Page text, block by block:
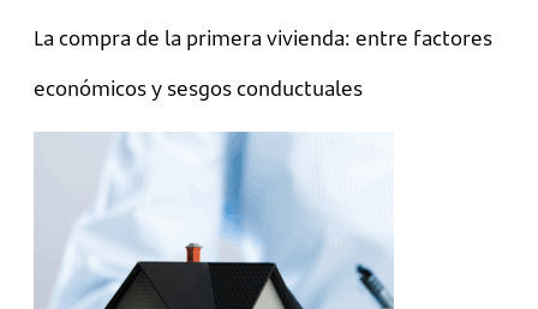
La compra de la primera vivienda: entre factores
económicos y sesgos conductuales